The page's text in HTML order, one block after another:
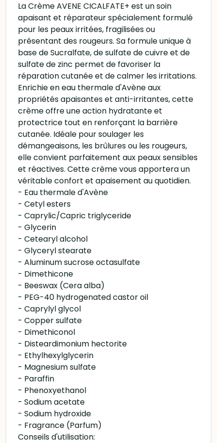
La Crème AVENE CICALFATE+ est un soin
apaisant et réparateur spécialement formulé
pour les peaux irritées, fragilisées ou
présentant des rougeurs. Sa formule unique à
base de Sucralfate, de sulfate de cuivre et de
sulfate de zinc permet de favoriser la
réparation cutanée et de calmer les irritations.
Enrichie en eau thermale d'Avène aux
propriétés apaisantes et anti-irritantes, cette
crème offre une action hydratante et
protectrice tout en renforçant la barrière
cutanée. Idéale pour soulager les
démangeaisons, les brûlures ou les rougeurs,
elle convient parfaitement aux peaux sensibles
et réactives. Cette crème vous apportera un
véritable confort et apaisement au quotidien.
- Eau thermale d'Avène
- Cetyl esters
- Caprylic/Capric triglyceride
- Glycerin
- Cetearyl alcohol
- Glyceryl stearate
- Aluminum sucrose octasulfate
- Dimethicone
- Beeswax (Cera alba)
- PEG-40 hydrogenated castor oil
- Caprylyl glycol
- Copper sulfate
- Dimethiconol
- Disteardimonium hectorite
- Ethylhexylglycerin
- Magnesium sulfate
- Paraffin
- Phenoxyethanol
- Sodium acetate
- Sodium hydroxide
- Fragrance (Parfum)
Conseils d'utilisation: